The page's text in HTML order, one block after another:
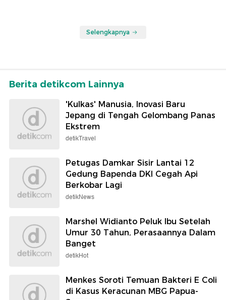
Selengkapnya
Berita detikcom Lainnya
'Kulkas' Manusia, Inovasi Baru
Jepang di Tengah Gelombang Panas
Ekstrem
detikTravel
Petugas Damkar Sisir Lantai 12
Gedung Bapenda DKI Cegah Api
Berkobar Lagi
detikNews
Marshel Widianto Peluk Ibu Setelah
Umur 30 Tahun, Perasaannya Dalam
Banget
detikHot
Menkes Soroti Temuan Bakteri E Coli
di Kasus Keracunan MBG Papua-